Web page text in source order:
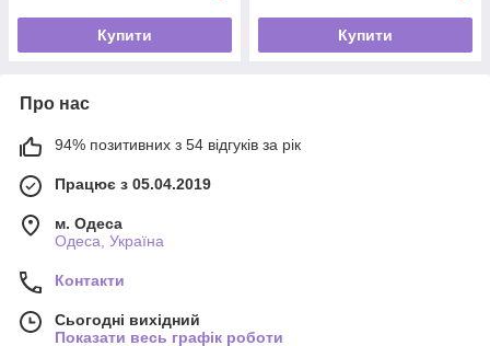
Купити Купити
Про нас
94% позитивних з 54 відгуків за рік
Працює з 05.04.2019
м. Одеса
Одеса, Україна
Контакти
Сьогодні вихідний
Показати весь графік роботи